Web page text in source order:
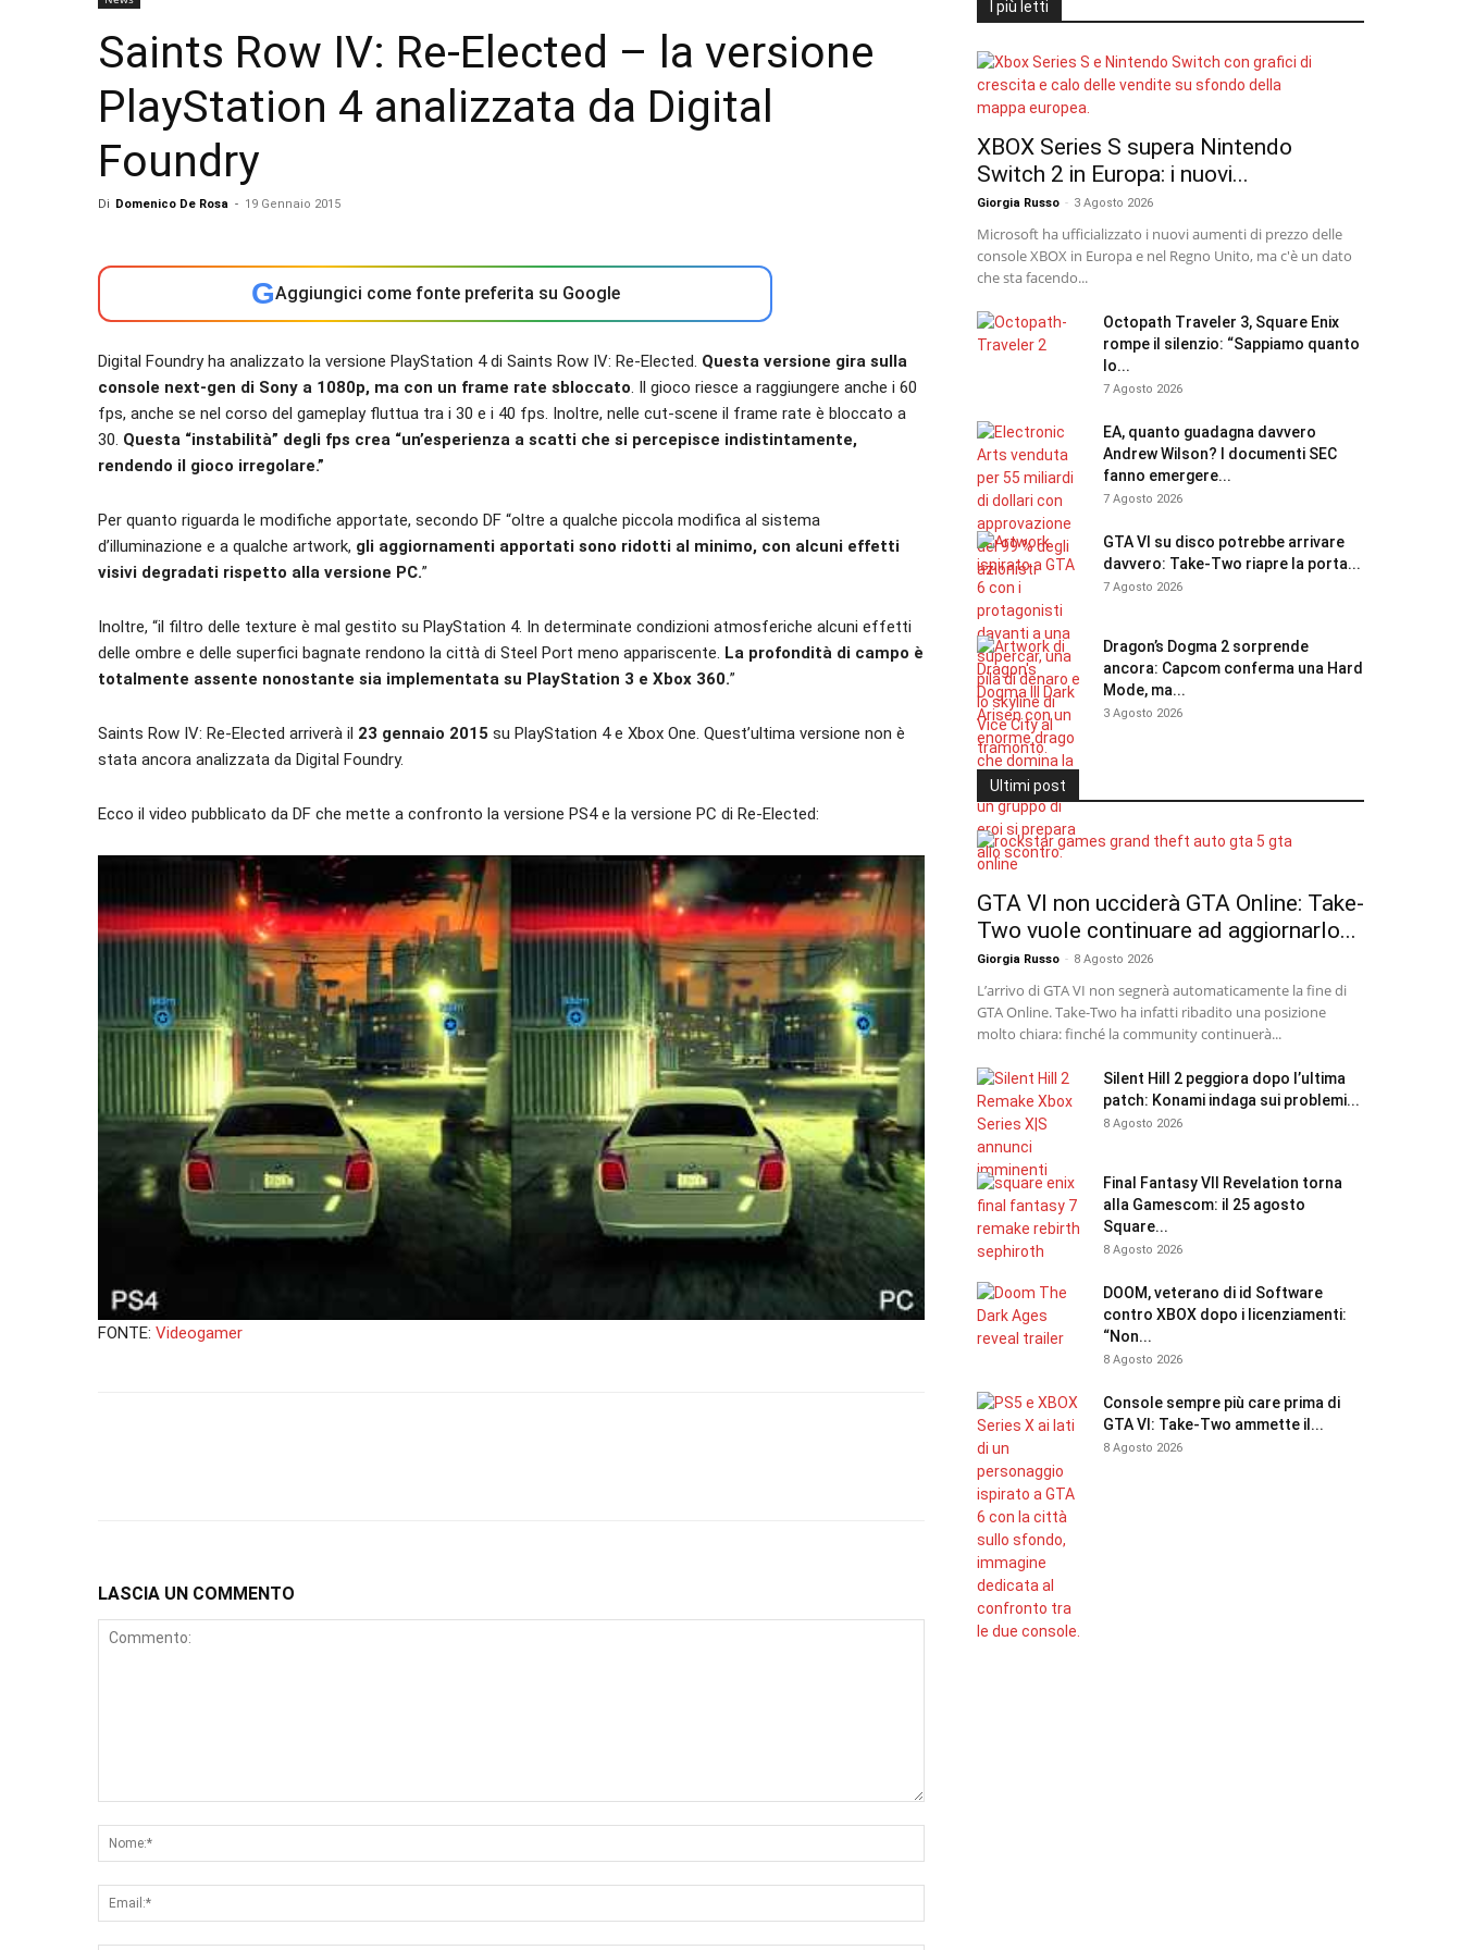
Saints Row IV: Re-Elected – la versione
PlayStation 4 analizzata da Digital
Foundry
Di Domenico De Rosa - 19 Gennaio 2015
GAggiungici come fonte preferita su Google
Digital Foundry ha analizzato la versione PlayStation 4 di Saints Row IV: Re-Elected. Questa versione gira sulla
console next-gen di Sony a 1080p, ma con un frame rate sbloccato. Il gioco riesce a raggiungere anche i 60
fps, anche se nel corso del gameplay fluttua tra i 30 e i 40 fps. Inoltre, nelle cut-scene il frame rate è bloccato a
30. Questa “instabilità” degli fps crea “un’esperienza a scatti che si percepisce indistintamente,
rendendo il gioco irregolare.”
Per quanto riguarda le modifiche apportate, secondo DF “oltre a qualche piccola modifica al sistema
d’illuminazione e a qualche artwork, gli aggiornamenti apportati sono ridotti al minimo, con alcuni effetti
visivi degradati rispetto alla versione PC.”
Inoltre, “il filtro delle texture è mal gestito su PlayStation 4. In determinate condizioni atmosferiche alcuni effetti
delle ombre e delle superfici bagnate rendono la città di Steel Port meno appariscente. La profondità di campo è
totalmente assente nonostante sia implementata su PlayStation 3 e Xbox 360.”
Saints Row IV: Re-Elected arriverà il 23 gennaio 2015 su PlayStation 4 e Xbox One. Quest’ultima versione non è
stata ancora analizzata da Digital Foundry.
Ecco il video pubblicato da DF che mette a confronto la versione PS4 e la versione PC di Re-Elected:
FONTE: Videogamer
LASCIA UN COMMENTO
I più letti
XBOX Series S supera Nintendo
Switch 2 in Europa: i nuovi...
Giorgia Russo - 3 Agosto 2026
Microsoft ha ufficializzato i nuovi aumenti di prezzo delle
console XBOX in Europa e nel Regno Unito, ma c'è un dato
che sta facendo...
Octopath Traveler 3, Square Enix
rompe il silenzio: “Sappiamo quanto
lo...
7 Agosto 2026
EA, quanto guadagna davvero
Andrew Wilson? I documenti SEC
fanno emergere...
7 Agosto 2026
GTA VI su disco potrebbe arrivare
davvero: Take-Two riapre la porta...
7 Agosto 2026
Dragon’s Dogma 2 sorprende
ancora: Capcom conferma una Hard
Mode, ma...
3 Agosto 2026
Ultimi post
GTA VI non ucciderà GTA Online: Take-
Two vuole continuare ad aggiornarlo...
Giorgia Russo - 8 Agosto 2026
L’arrivo di GTA VI non segnerà automaticamente la fine di
GTA Online. Take-Two ha infatti ribadito una posizione
molto chiara: finché la community continuerà...
Silent Hill 2 peggiora dopo l’ultima
patch: Konami indaga sui problemi...
8 Agosto 2026
Final Fantasy VII Revelation torna
alla Gamescom: il 25 agosto
Square...
8 Agosto 2026
DOOM, veterano di id Software
contro XBOX dopo i licenziamenti:
“Non...
8 Agosto 2026
Console sempre più care prima di
GTA VI: Take-Two ammette il...
8 Agosto 2026